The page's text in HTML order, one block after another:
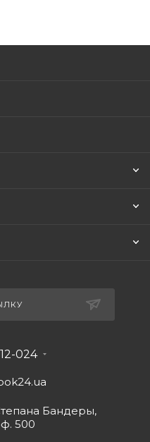
024
Бандеры,
500